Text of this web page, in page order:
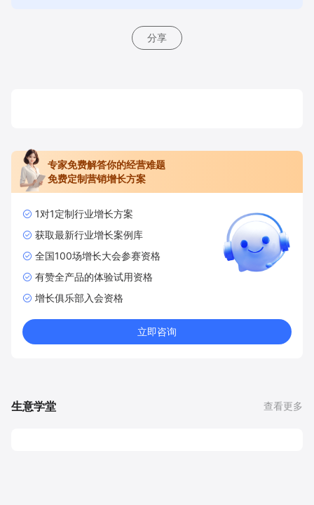
分享
专家免费解答你的经营难题
免费定制营销增长方案
1对1定制行业增长方案
获取最新行业增长案例库
全国100场增长大会参赛资格
有赞全产品的体验试用资格
增长俱乐部入会资格
立即咨询
生意学堂 查看更多